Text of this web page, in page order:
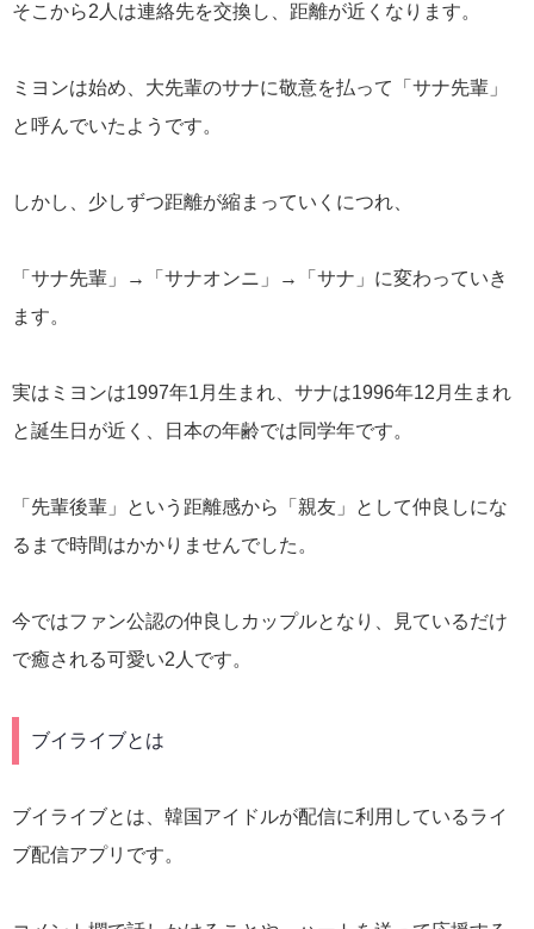
そこから2人は連絡先を交換し、距離が近くなります。
ミヨンは始め、大先輩のサナに敬意を払って「サナ先輩」
と呼んでいたようです。
しかし、少しずつ距離が縮まっていくにつれ、
「サナ先輩」→「サナオンニ」→「サナ」に変わっていき
ます。
実はミヨンは1997年1月生まれ、サナは1996年12月生まれ
と誕生日が近く、日本の年齢では同学年です。
「先輩後輩」という距離感から「親友」として仲良しにな
るまで時間はかかりませんでした。
今ではファン公認の仲良しカップルとなり、見ているだけ
で癒される可愛い2人です。
ブイライブとは
ブイライブとは、韓国アイドルが配信に利用しているライ
ブ配信アプリです。